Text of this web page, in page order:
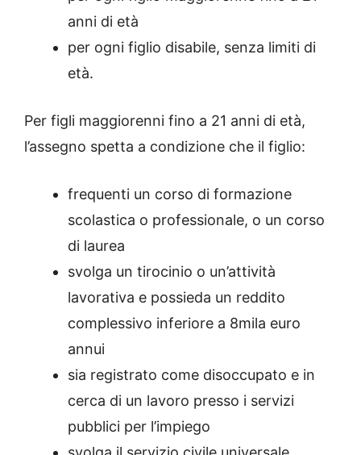
anni di età
per ogni figlio disabile, senza limiti di
età.
Per figli maggiorenni fino a 21 anni di età,
l’assegno spetta a condizione che il figlio:
frequenti un corso di formazione
scolastica o professionale, o un corso
di laurea
svolga un tirocinio o un’attività
lavorativa e possieda un reddito
complessivo inferiore a 8mila euro
annui
sia registrato come disoccupato e in
cerca di un lavoro presso i servizi
pubblici per l’impiego